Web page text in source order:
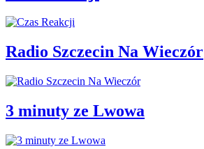
Radio Szczecin Na Wieczór
3 minuty ze Lwowa